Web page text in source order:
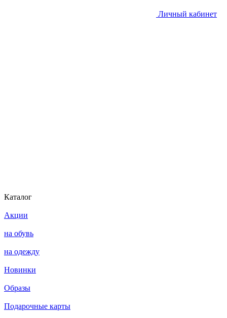
Личный кабинет
Каталог
Акции
на обувь
на одежду
Новинки
Образы
Подарочные карты